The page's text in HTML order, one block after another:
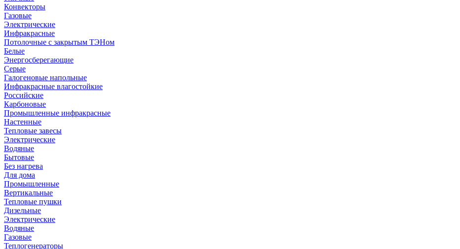
Конвекторы
Газовые
Электрические
Инфракрасные
Потолочные с закрытым ТЭНом
Белые
Энергосберегающие
Серые
Галогеновые напольные
Инфракрасные влагостойкие
Российские
Карбоновые
Промышленные инфракрасные
Настенные
Тепловые завесы
Электрические
Водяные
Бытовые
Без нагрева
Для дома
Промышленные
Вертикальные
Тепловые пушки
Дизельные
Электрические
Водяные
Газовые
Теплогенераторы